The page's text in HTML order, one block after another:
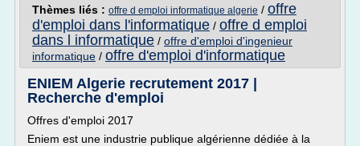
Thèmes liés : offre d emploi informatique algerie / offre
d'emploi dans l'informatique / offre d emploi
dans l informatique / offre d'emploi d'ingenieur
informatique / offre d'emploi d'informatique
ENIEM Algerie recrutement 2017 |
Recherche d'emploi
Offres d'emploi 2017
Eniem est une industrie publique algérienne dédiée à la